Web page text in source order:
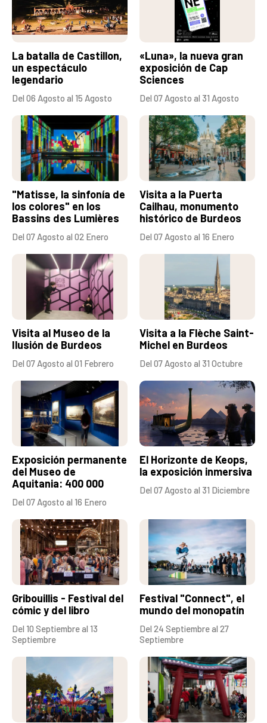
La batalla de Castillon,
un espectáculo
legendario
Del 06 Agosto al 15 Agosto
«Luna», la nueva gran
exposición de Cap
Sciences
Del 07 Agosto al 31 Agosto
"Matisse, la sinfonía de
los colores" en los
Bassins des Lumières
Del 07 Agosto al 02 Enero
Visita a la Puerta
Cailhau, monumento
histórico de Burdeos
Del 07 Agosto al 16 Enero
Visita al Museo de la
Ilusión de Burdeos
Del 07 Agosto al 01 Febrero
Visita a la Flèche Saint-
Michel en Burdeos
Del 07 Agosto al 31 Octubre
Exposición permanente
del Museo de
Aquitania: 400 000
Del 07 Agosto al 16 Enero
El Horizonte de Keops,
la exposición inmersiva
Del 07 Agosto al 31 Diciembre
Gribouillis - Festival del
cómic y del libro
Del 10 Septiembre al 13
Septiembre
Festival "Connect", el
mundo del monopatín
Del 24 Septiembre al 27
Septiembre